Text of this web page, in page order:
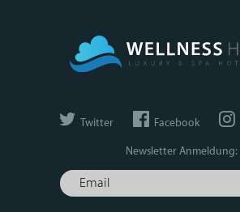
Twitter Facebook
Newsletter Anmeldung: